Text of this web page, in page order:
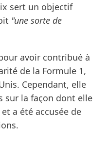
sert un objectif
"une sorte de
avoir contribué à
de la Formule 1,
Cependant, elle
sur la façon dont elle
a été accusée de